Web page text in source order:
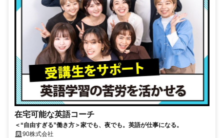
在宅可能な英語コーチ
＜“自由すぎる”働き方＞家でも、夜でも。英語が仕事になる。
90株式会社